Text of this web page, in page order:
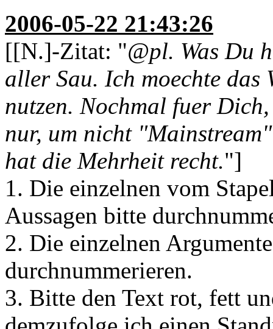
2006-05-22 21:43:26
[[N.]-Zitat: "@pl. Was Du
aller Sau. Ich moechte
nutzen. Nochmal fuer
nur, um nicht
hat die Mehrheit recht."]
1. Die einzelnen vom
Aussagen bitte
2. Die einzelnen
durchnummerieren.
3. Bitte den Text rot, fett